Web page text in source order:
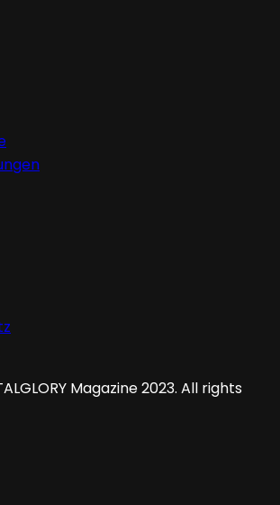
Magazine 2023. All rights